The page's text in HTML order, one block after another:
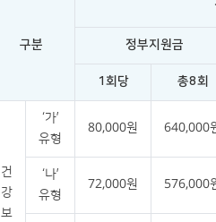
구분 정부지원금
1회당 총8회
건
강
보
‘가’
유형
80,000원 640,000
‘나’
유형
72,000원 576,000